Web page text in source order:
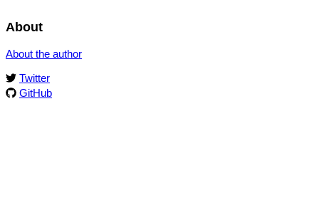
About
About the author
Twitter
GitHub